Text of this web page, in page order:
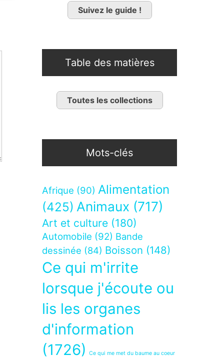
Suivez le guide !
Table des matières
Toutes les collections
Mots-clés
Afrique (90) Alimentation
(425) Animaux (717)
Art et culture (180)
Automobile (92) Bande
dessinée (84) Boisson (148)
Ce qui m'irrite
lorsque j'écoute ou
lis les organes
d'information
(1726)
Ce qui me met du baume au coeur